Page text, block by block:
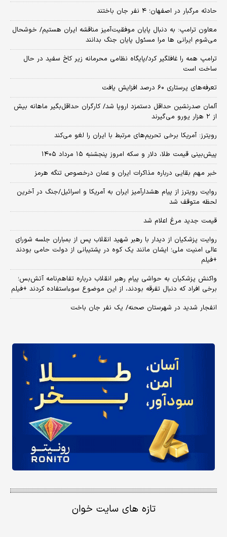
حادثه مرگبار در اصفهان؛ ۴ نفر جان باختند
معاون ترامپ: به دنبال پایان موفقیت‌آمیز مناقشه ایران هستیم/ خوشحال
می‌شوم ایرانی ها مرا مسئول پایان جنگ بدانند
ترامپ همه را غافلگیر کرد/پایگاه نظامی محرمانه زیر کاخ سفید در حال
ساخت است
تعرفه‌های پرستاری ۶۰ درصد افزایش یافت
آلمان صدرنشین حداقل دستمزد اروپا شد/ کارگران حداقل‌بگیر ماهانه بیش
از ۲ هزار یورو می‌گیرند
رویترز: آمریکا برخی تحریم‌های مرتبط با ایران را لغو می‌کند
پیش‌بینی قیمت طلا، دلار و سکه امروز پنجشنبه ۱۵ مرداد ۱۴۰۵
خبر مهم بقایی درباره مذاکرات ایران و عمان درخصوص تنگه هرمز
روایت رویترز از پیام هشدارآمیز ایران به آمریکا و اسرائیل/جنگ در آخرین
لحظه متوقف شد
قیمت جدید مرغ اعلام شد
روایت پزشکیان از دیدار با رهبر شهید انقلاب پس از بمباران جلسه شورای
عالی امنیت ملی؛ ایشان مانند یک کوه در پشتیبانی از دولت حامی بودند
+فیلم
واکنش پزشکیان به حواشی پیام رهبر انقلاب درباره تفاهم‌نامه آتش‌بس؛
برخی افراد که دنبال تفرقه بودند، از این موضوع سوءاستفاده کردند +فیلم
انفجار شدید در شهرستان صحنه/ یک نفر جان باخت
تازه های سایت خوان